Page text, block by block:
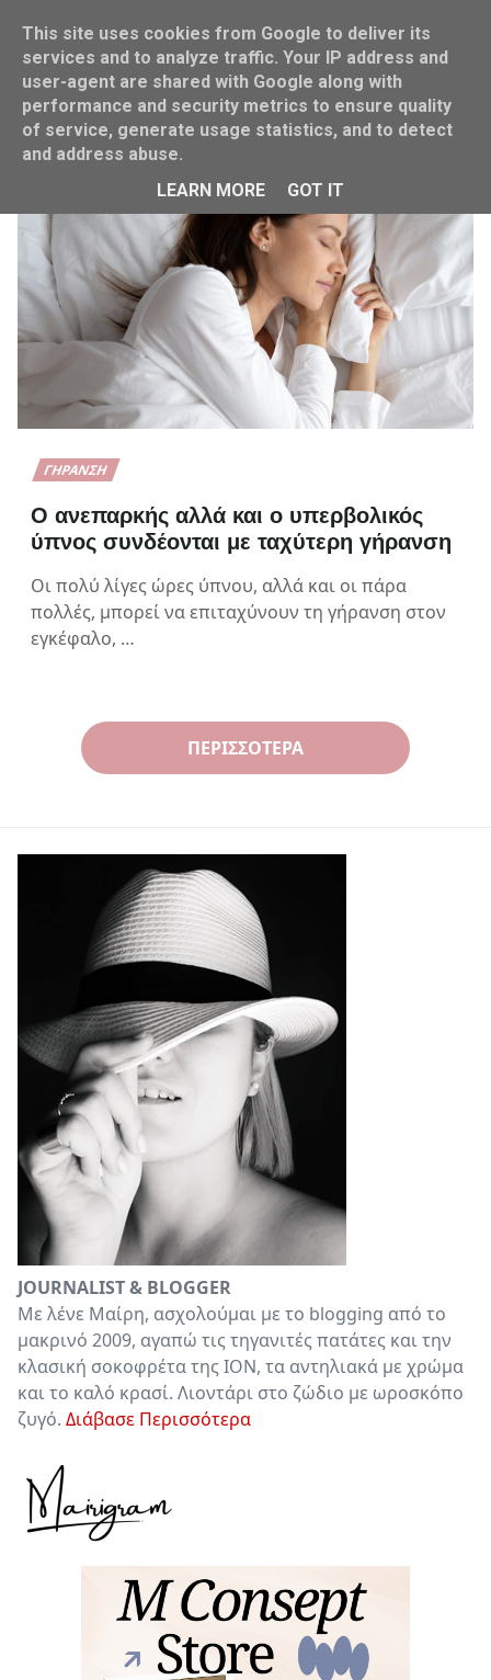
Home γήρανση
ΓΉΡΑΝΣΗ
Ο ανεπαρκής αλλά και ο υπερβολικός
ύπνος συνδέονται με ταχύτερη γήρανση
Οι πολύ λίγες ώρες ύπνου, αλλά και οι πάρα
πολλές, μπορεί να επιταχύνουν τη γήρανση στον
εγκέφαλο, …
ΠΕΡΙΣΣΌΤΕΡΑ
JOURNALIST & BLOGGER
Με λένε Μαίρη, ασχολούμαι με το blogging από το
μακρινό 2009, αγαπώ τις τηγανιτές πατάτες και την
κλασική σοκοφρέτα της ΙΟΝ, τα αντηλιακά με χρώμα
και το καλό κρασί. Λιοντάρι στο ζώδιο με ωροσκόπο
ζυγό. Διάβασε Περισσότερα
This site uses cookies from Google to deliver its
services and to analyze traffic. Your IP address and
user-agent are shared with Google along with
performance and security metrics to ensure quality
of service, generate usage statistics, and to detect
and address abuse.
LEARN MORE
GOT IT